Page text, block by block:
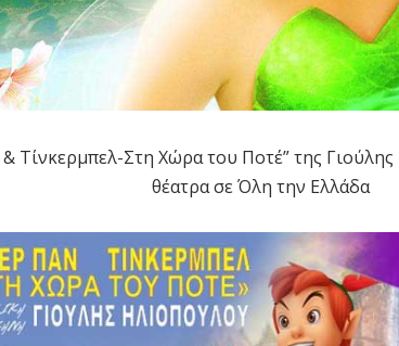
Τίνκερμπελ-Στη Χώρα του Ποτέ” της
θέατρα σε Όλη την Ελλάδα